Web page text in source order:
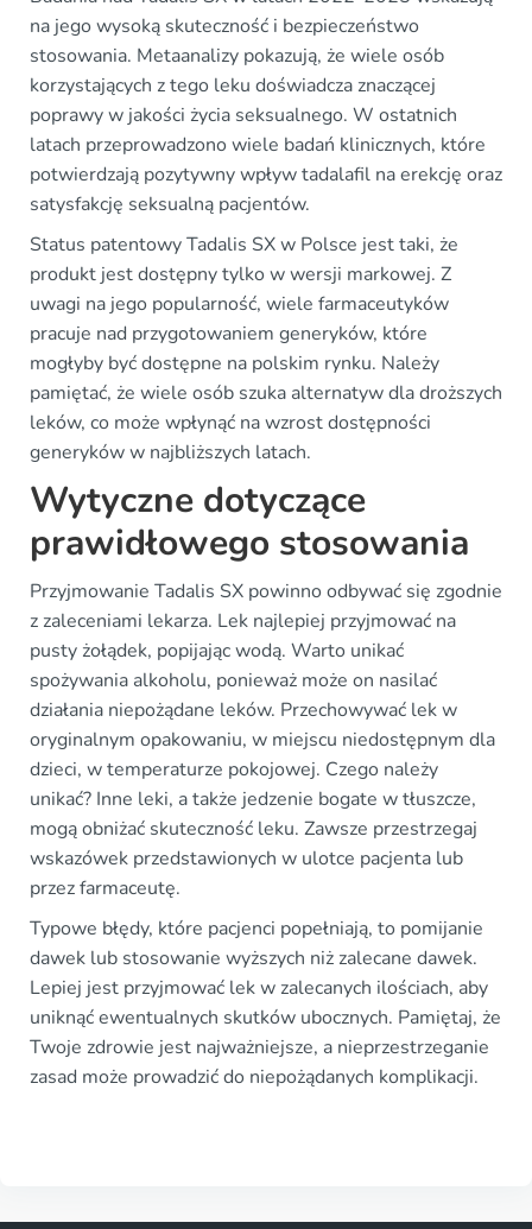
na jego wysoką skuteczność i bezpieczeństwo
stosowania. Metaanalizy pokazują, że wiele osób
korzystających z tego leku doświadcza znaczącej
poprawy w jakości życia seksualnego. W ostatnich
latach przeprowadzono wiele badań klinicznych, które
potwierdzają pozytywny wpływ tadalafil na erekcję oraz
satysfakcję seksualną pacjentów.
Status patentowy Tadalis SX w Polsce jest taki, że
produkt jest dostępny tylko w wersji markowej. Z
uwagi na jego popularność, wiele farmaceutyków
pracuje nad przygotowaniem generyków, które
mogłyby być dostępne na polskim rynku. Należy
pamiętać, że wiele osób szuka alternatyw dla droższych
leków, co może wpłynąć na wzrost dostępności
generyków w najbliższych latach.
Wytyczne dotyczące
prawidłowego stosowania
Przyjmowanie Tadalis SX powinno odbywać się zgodnie
z zaleceniami lekarza. Lek najlepiej przyjmować na
pusty żołądek, popijając wodą. Warto unikać
spożywania alkoholu, ponieważ może on nasilać
działania niepożądane leków. Przechowywać lek w
oryginalnym opakowaniu, w miejscu niedostępnym dla
dzieci, w temperaturze pokojowej. Czego należy
unikać? Inne leki, a także jedzenie bogate w tłuszcze,
mogą obniżać skuteczność leku. Zawsze przestrzegaj
wskazówek przedstawionych w ulotce pacjenta lub
przez farmaceutę.
Typowe błędy, które pacjenci popełniają, to pomijanie
dawek lub stosowanie wyższych niż zalecane dawek.
Lepiej jest przyjmować lek w zalecanych ilościach, aby
uniknąć ewentualnych skutków ubocznych. Pamiętaj, że
Twoje zdrowie jest najważniejsze, a nieprzestrzeganie
zasad może prowadzić do niepożądanych komplikacji.